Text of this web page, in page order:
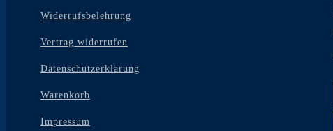
Widerrufsbelehrung
Vertrag widerrufen
Datenschutzerklärung
Warenkorb
Impressum